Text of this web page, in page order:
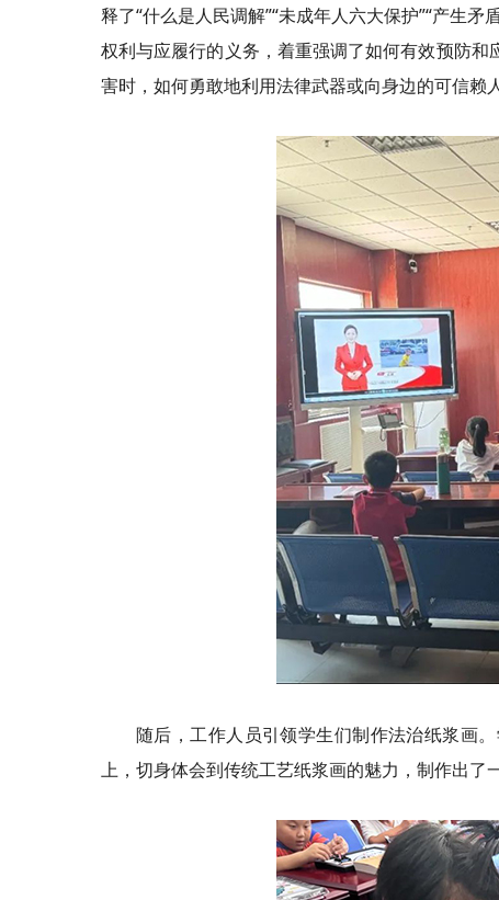
释了“什么是人民调解”“未成年人六大保护”“产生
权利与应履行的义务，着重强调了如何有效预防
害时，如何勇敢地利用法律武器或向身边的可信赖
随后，工作人员引领学生们制作法治纸浆画
上，切身体会到传统工艺纸浆画的魅力，制作出了